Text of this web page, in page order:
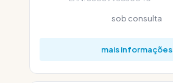
sob consulta
mais informações